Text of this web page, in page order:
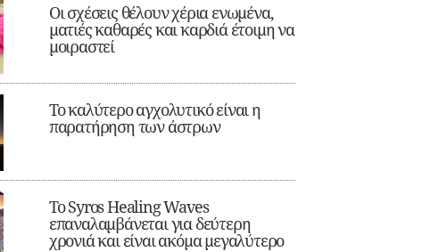
Οι σχέσεις θέλουν χέρια ενωμένα,
ματιές καθαρές και καρδιά έτοιμη να
μοιραστεί
Το καλύτερο αγχολυτικό είναι η
παρατήρηση των άστρων
Το Syros Healing Waves
επαναλαμβάνεται για δεύτερη
χρονιά και είναι ακόμα μεγαλύτερο